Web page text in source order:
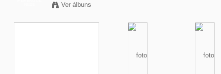
Ver álbuns